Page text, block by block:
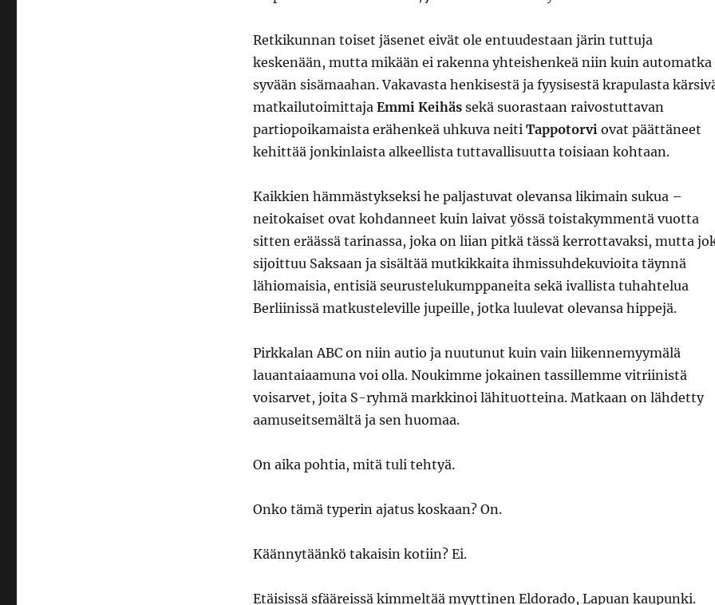
Retkikunnan toiset jäsenet eivät ole entuudestaan järin tuttuja
keskenään, mutta mikään ei rakenna yhteishenkeä niin kuin automatka
syvään sisämaahan. Vakavasta henkisestä ja fyysisestä krapulasta
matkailutoimittaja Emmi Keihässekä suorastaan raivostuttavan
partiopoikamaista erähenkeä uhkuva neiti Tappotorviovat päättäneet
kehittää jonkinlaista alkeellista tuttavallisuutta toisiaan kohtaan.
Kaikkien hämmästykseksi he paljastuvat olevansa likimain sukua –
neitokaiset ovat kohdanneet kuin laivat yössä toistakymmentä vuotta
sitten eräässä tarinassa, joka on liian pitkä tässä kerrottavaksi, mutta
sijoittuu Saksaan ja sisältää mutkikkaita ihmissuhdekuvioita täynnä
lähiomaisia, entisiä seurustelukumppaneita sekä ivallista tuhahtelua
Berliinissä matkusteleville jupeille, jotka luulevat olevansa hippejä.
Pirkkalan ABC on niin autio ja nuutunut kuin vain liikennemyymälä
lauantaiaamuna voi olla. Noukimme jokainen tassillemme vitriinistä
voisarvet, joita S-ryhmä markkinoi lähituotteina. Matkaan on lähdetty
aamuseitsemältä ja sen huomaa.
On aika pohtia, mitä tuli tehtyä.
Onko tämä typerin ajatus koskaan? On.
Käännytäänkö takaisin kotiin? Ei.
Etäisissä sfääreissä kimmeltää myyttinen Eldorado, Lapuan kaupunki.